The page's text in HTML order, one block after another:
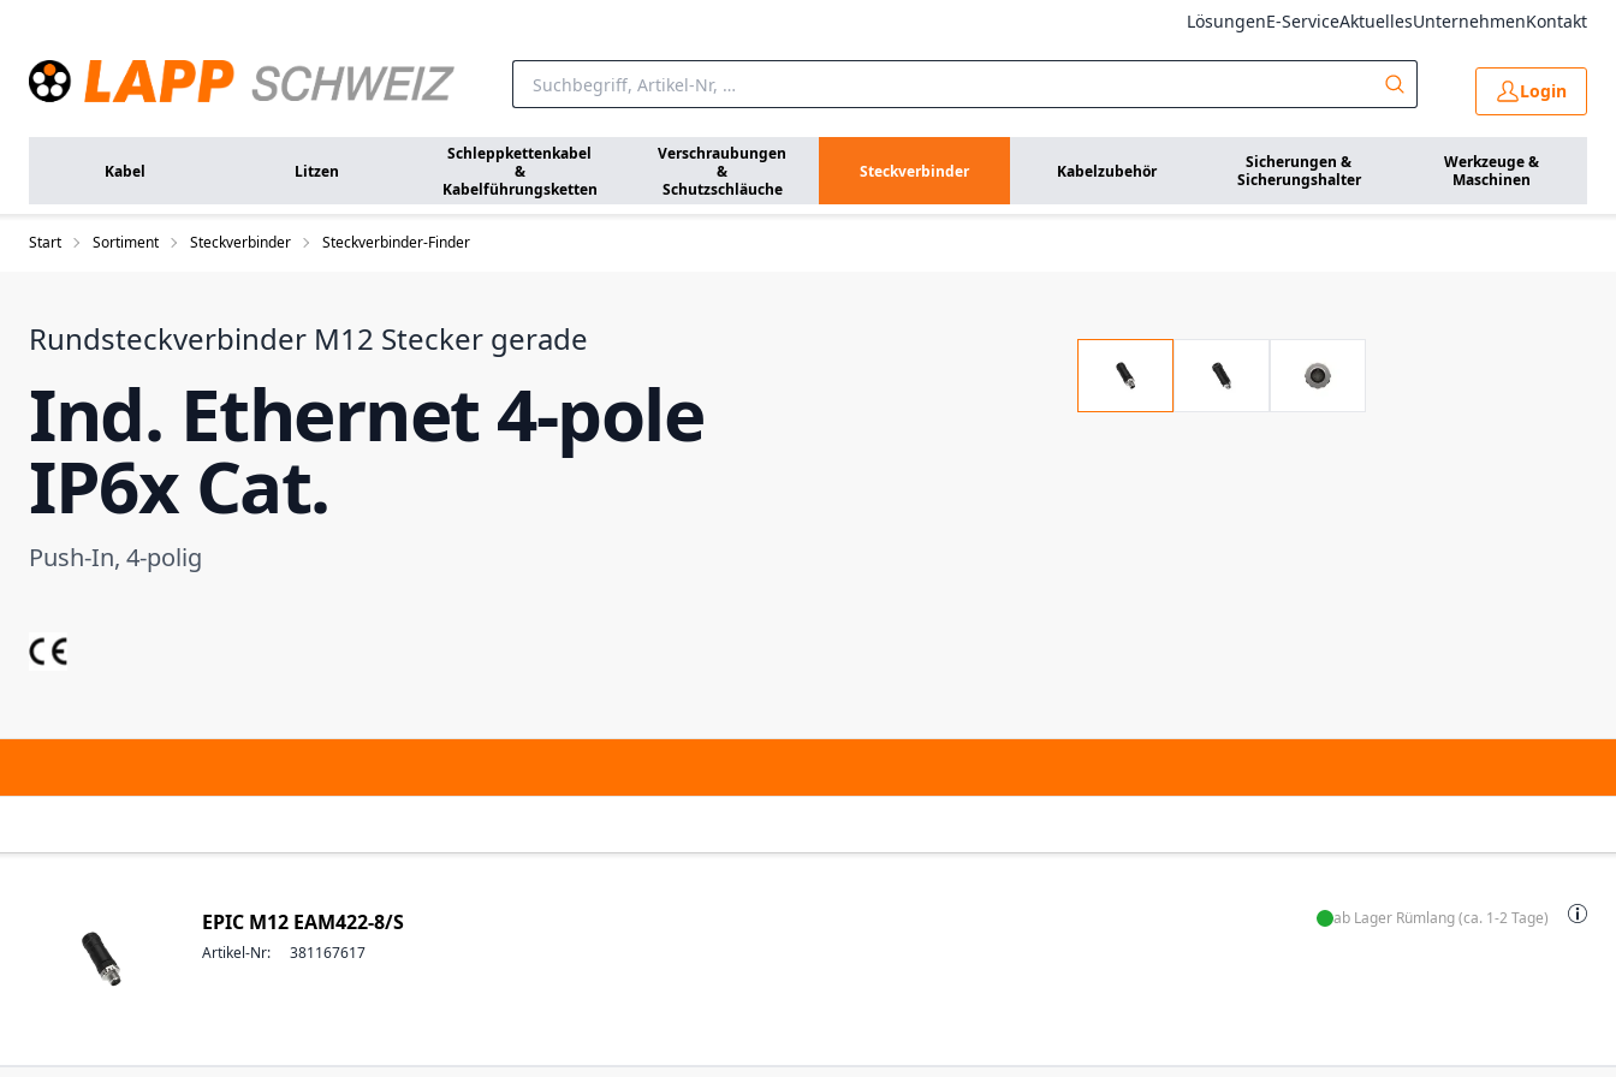
LösungenE-ServiceAktuellesUnternehmenKontakt
Login
Kabel Litzen
Schleppkettenkabel
&
Kabelführungsketten
Verschraubungen
&
Schutzschläuche
Steckverbinder Kabelzubehör
Sicherungen &
Sicherungshalter
Werkzeuge &
Maschinen
Start Sortiment Steckverbinder Steckverbinder-Finder
Rundsteckverbinder M12 Stecker gerade
Ind. Ethernet 4-pole
IP6x Cat.
Push-In, 4-polig
EPIC M12 EAM422-8/S
Artikel-Nr: 381167617
ab Lager Rümlang (ca. 1-2 Tage)